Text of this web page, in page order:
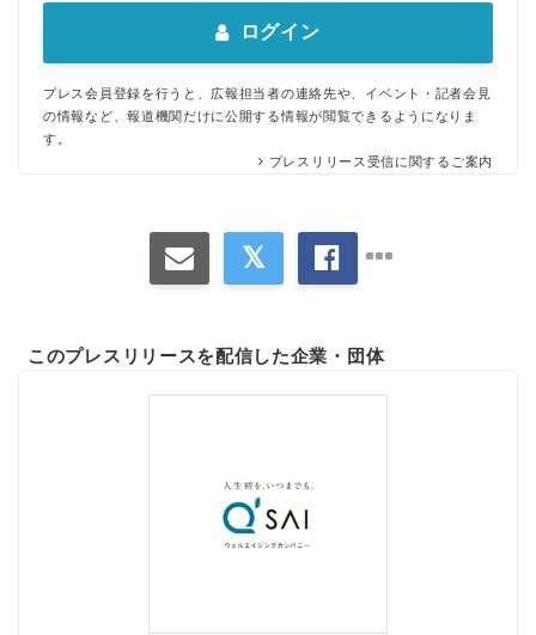
ログイン
プレス会員登録を行うと、広報担当者の連絡先や、イベント・記者会見
の情報など、報道機関だけに公開する情報が閲覧できるようになりま
す。
プレスリリース受信に関するご案内
このプレスリリースを配信した企業・団体